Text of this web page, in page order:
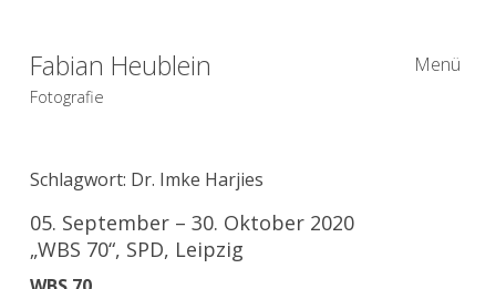
Fabian Heublein
Fotografie
Menü
Schlagwort: Dr. Imke Harjies
05. September – 30. Oktober 2020
„WBS 70“, SPD, Leipzig